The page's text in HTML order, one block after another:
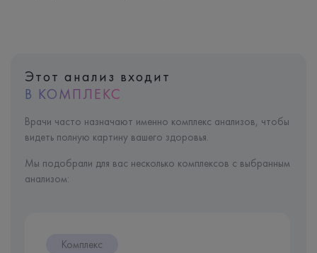
Этот анализ входит
В КОМПЛЕКС
Врачи часто назначают именно комплекс анализов, чтобы
видеть полную картину вашего здоровья.
Мы подобрали для вас несколько комплексов с выбранным
анализом:
Комплекс